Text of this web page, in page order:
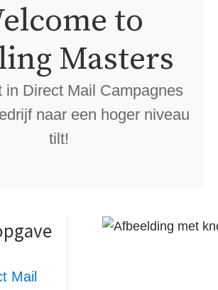
to
Masters
in Direct Mail Campagnes
naar een hoger niveau
tilt!
Mail